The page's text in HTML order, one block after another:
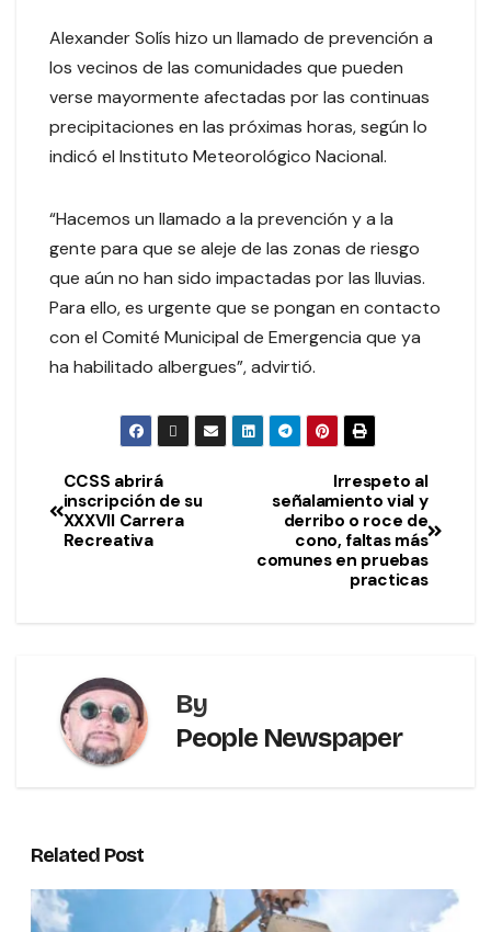
Alexander Solís hizo un llamado de prevención a
los vecinos de las comunidades que pueden
verse mayormente afectadas por las continuas
precipitaciones en las próximas horas, según lo
indicó el Instituto Meteorológico Nacional.
“Hacemos un llamado a la prevención y a la
gente para que se aleje de las zonas de riesgo
que aún no han sido impactadas por las lluvias.
Para ello, es urgente que se pongan en contacto
con el Comité Municipal de Emergencia que ya
ha habilitado albergues”, advirtió.
Irrespeto al
señalamiento vial y
derribo o roce de
cono, faltas más
comunes en pruebas
practicas
CCSS abrirá
inscripción de su
XXXVII Carrera
Recreativa
By
People Newspaper
Related Post